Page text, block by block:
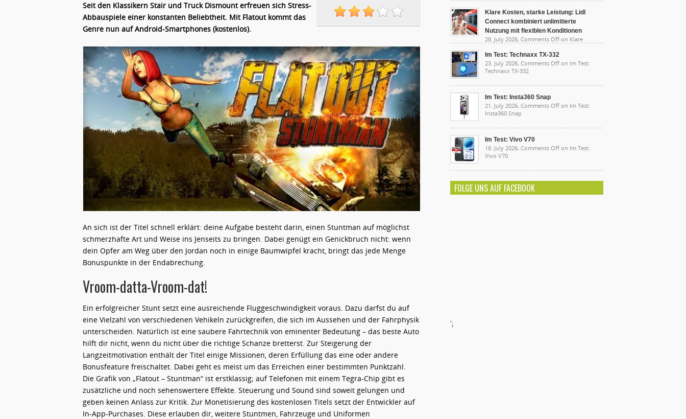
Seit den Klassikern Stair und Truck Dismount erfreuen sich Stress-
Abbauspiele einer konstanten Beliebtheit. Mit Flatout kommt das
Genre nun auf Android-Smartphones (kostenlos).
An sich ist der Titel schnell erklärt: deine Aufgabe besteht darin, einen Stuntman auf möglichst
schmerzhafte Art und Weise ins Jenseits zu bringen. Dabei genügt ein Genickbruch nicht: wenn
dein Opfer am Weg über den Jordan noch in einige Baumwipfel kracht, bringt das jede Menge
Bonuspunkte in der Endabrechung.
Vroom-datta-Vroom-dat!
Ein erfolgreicher Stunt setzt eine ausreichende Fluggeschwindigkeit voraus. Dazu darfst du auf
eine Vielzahl von verschiedenen Vehikeln zurückgreifen, die sich im Aussehen und der Fahrphysik
unterscheiden. Natürlich ist eine saubere Fahrtechnik von eminenter Bedeutung – das beste Auto
hilft dir nicht, wenn du nicht über die richtige Schanze bretterst. Zur Steigerung der
Langzeitmotivation enthält der Titel einige Missionen, deren Erfüllung das eine oder andere
Bonusfeature freischaltet. Dabei geht es meist um das Erreichen einer bestimmten Punktzahl.
Die Grafik von „Flatout – Stuntman“ ist erstklassig; auf Telefonen mit einem Tegra-Chip gibt es
zusätzliche und noch sehenswertere Effekte. Steuerung und Sound sind soweit gelungen und
geben keinen Anlass zur Kritik. Zur Monetisierung des kostenlosen Titels setzt der Entwickler auf
In-App-Purchases. Diese erlauben dir, weitere Stuntmen, Fahrzeuge und Uniformen
Klare Kosten, starke Leistung: Lidl
Connect kombiniert unlimitierte
Nutzung mit flexiblen Konditionen
28. July 2026, Comments Off on Klare
unlimitierte Nutzung mit flexiblen Konditionen
Im Test: Technaxx TX-332
23. July 2026, Comments Off on Im Test:
Technaxx TX-332
Im Test: Insta360 Snap
21. July 2026, Comments Off on Im Test:
Insta360 Snap
Im Test: Vivo V70
18. July 2026, Comments Off on Im Test:
Vivo V70
FOLGE UNS AUF FACEBOOK
';